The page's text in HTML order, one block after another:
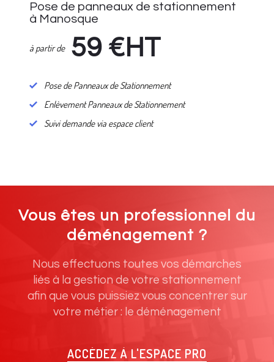
Pose de panneaux de stationnement
à Manosque
à partir de 59 €HT
Pose de Panneaux de Stationnement
Enlèvement Panneaux de Stationnement
Suivi demande via espace client
Vous êtes un professionnel du
déménagement ?
Nous effectuons toutes vos démarches
liés à la gestion de votre stationnement
afin que vous puissiez vous concentrer sur
votre métier : le déménagement
ACCÉDEZ À L'ESPACE PRO